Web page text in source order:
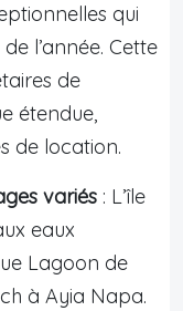
qui
l’année. Cette
de
étendue,
de location.
variés : L’île
eaux
Lagoon de
à Ayia Napa.